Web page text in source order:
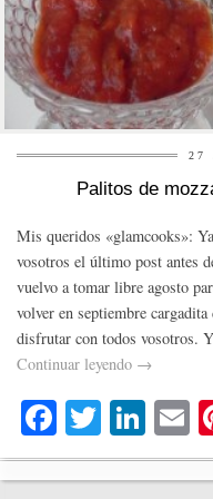
27
Palitos de
Mis queridos «glamcooks»:
vosotros el último post antes
vuelvo a tomar libre agosto
volver en septiembre
disfrutar con todos vosotros.
Continuar leyendo →
Fa
ce
bo
T
wi
tte
Li
nk
ed
E